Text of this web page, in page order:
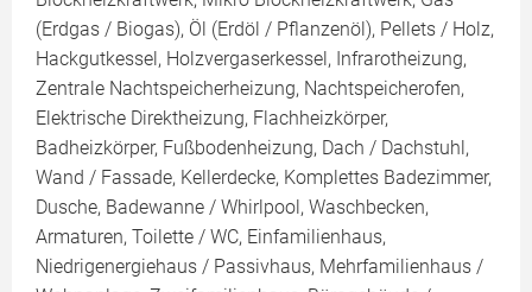
(Erdgas / Biogas), Öl (Erdöl / Pflanzenöl), Pellets / Holz,
Hackgutkessel, Holzvergaserkessel, Infrarotheizung,
Zentrale Nachtspeicherheizung, Nachtspeicherofen,
Elektrische Direktheizung, Flachheizkörper,
Badheizkörper, Fußbodenheizung, Dach / Dachstuhl,
Wand / Fassade, Kellerdecke, Komplettes Badezimmer,
Dusche, Badewanne / Whirlpool, Waschbecken,
Armaturen, Toilette / WC, Einfamilienhaus,
Niedrigenergiehaus / Passivhaus, Mehrfamilienhaus /